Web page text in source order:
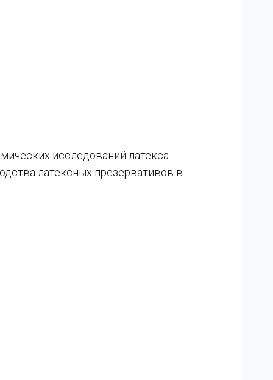
исследований латекса
латексных презервативов в